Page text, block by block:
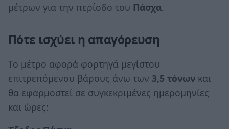
μέτρων για την περίοδο του Πάσχα.
Πότε ισχύει η απαγόρευση
Το μέτρο αφορά φορτηγά μεγίστου
επιτρεπόμενου βάρους άνω των 3,5 τόνων και
θα εφαρμοστεί σε συγκεκριμένες ημερομηνίες
και ώρες: